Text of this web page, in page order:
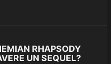
RHAPSODY
UN SEQUEL?